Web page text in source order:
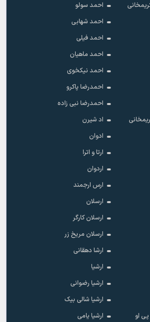
احمد سولو
احمد شهابی
احمد فیلی
احمد ماهیان
احمد نیکخوی
احمدرضا پاکرو
احمدرضا نبی زاده
اد شیرن
ادوان
ارتا و اترا
اردوان
ارس ارجمند
ارسلان
ارسلان کارگر
ارسلان مریخ زر
ارشا دهقانی
ارشیا
ارشیا رضوانی
ارشیا شالی بیک
او
ارشیا یامی